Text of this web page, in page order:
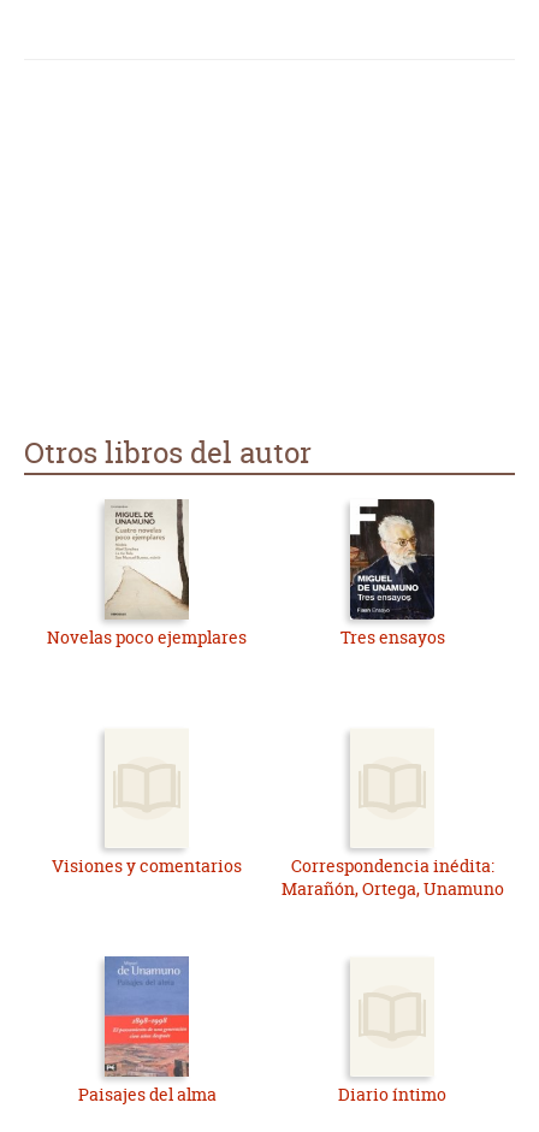
Otros libros del autor
Novelas poco ejemplares Tres ensayos
Visiones y comentarios
Correspondencia inédita:
Marañón, Ortega, Unamuno
Paisajes del alma Diario íntimo